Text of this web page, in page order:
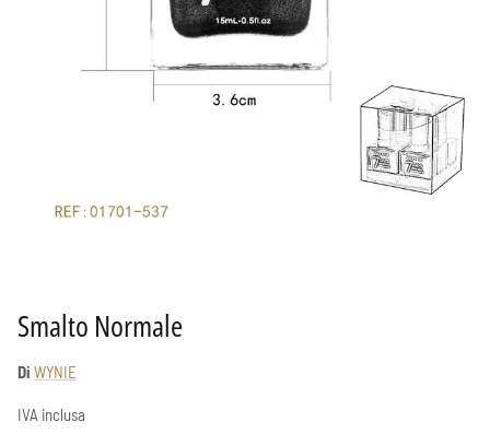
Smalto Normale
Di WYNIE
IVA inclusa